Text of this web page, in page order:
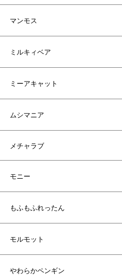
マンモス
ミルキィベア
ミーアキャット
ムシマニア
メチャラブ
モニー
もふもふれったん
モルモット
やわらかペンギン